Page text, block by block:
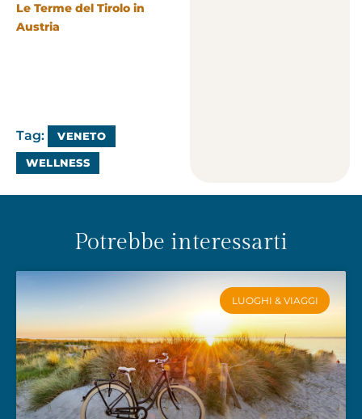
Le Terme del Tirolo in
Austria
Tag: VENETO
WELLNESS
Potrebbe interessarti
LUOGHI & VIAGGI